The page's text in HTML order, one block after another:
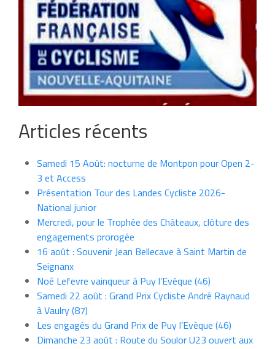
Articles récents
Samedi 15 Août: nocturne de Montpon pour Open 2-
3 et Access
Présentation Tour des Landes Cycliste 2026-
National junior
Mercredi, pour le Trophée des Châteaux, clôture des
engagements prorogée
16 août : Souvenir Jean Bellecave à Saint Martin de
Seignanx
Noé Lefevre vainqueur à Puy l’Evêque (46)
Samedi 22 août : Grand Prix Cycliste André Raynaud
à Vaulry (87)
Les engagés du Grand Prix de Puy l’Evèque (46)
Dimanche 23 août : Route du Soulor U23 ouvert aux